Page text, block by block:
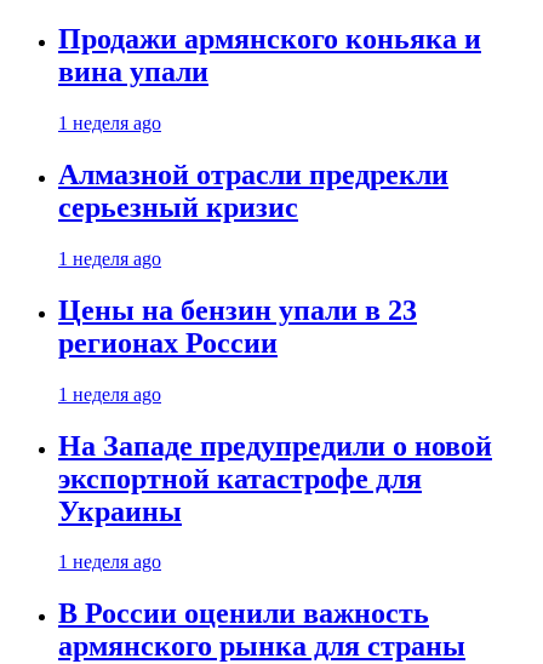
Продажи армянского коньяка и
вина упали
1 неделя ago
Алмазной отрасли предрекли
серьезный кризис
1 неделя ago
Цены на бензин упали в 23
регионах России
1 неделя ago
На Западе предупредили о новой
экспортной катастрофе для
Украины
1 неделя ago
В России оценили важность
армянского рынка для страны